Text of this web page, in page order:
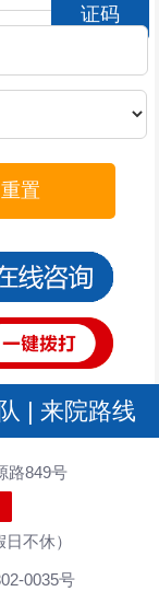
证码
重置
| 来院路线
路849号
不休）
0035号